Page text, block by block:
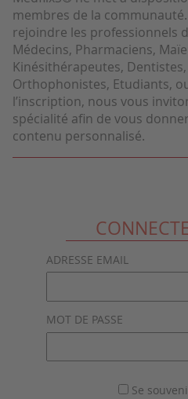
ACADÉMIES
EXPERTS
REVUES DE
CONGRÈS
membres de la
rejoindre les professionnels
Médecins, Pharmaciens,
Kinésithérapeutes,
Orthophonistes, Etudiants,
l’inscription, nous vous
spécialité afin de vous
contenu personnalisé.
ADRESSE EMAIL
MOT DE PASSE
Se